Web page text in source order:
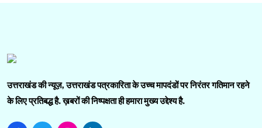
उत्तराखंड की न्यूज़, उत्तराखंड पत्रकारिता के उच्च मापदंडों पर निरंतर गतिमान रहने
के लिए प्रतिबद्ध है. ख़बरों की निष्पक्षता ही हमारा मुख्य उद्देश्य है.